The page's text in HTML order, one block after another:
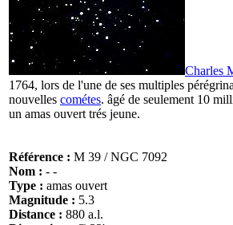
Charles
1764, lors de l'une de ses multiples
nouvelles cométes. âgé de seulement 10
un amas ouvert trés jeune.
Référence : M 39 / NGC 7092
Nom : - -
Type : amas ouvert
Magnitude : 5.3
Distance : 880 a.l.